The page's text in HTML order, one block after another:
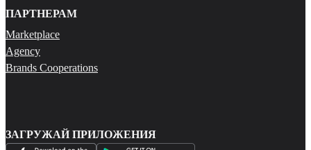
ПАРТНЕРАМ
Marketplace
Agency
Brands Cooperations
ЗАГРУЖАЙ ПРИЛОЖЕНИЯ